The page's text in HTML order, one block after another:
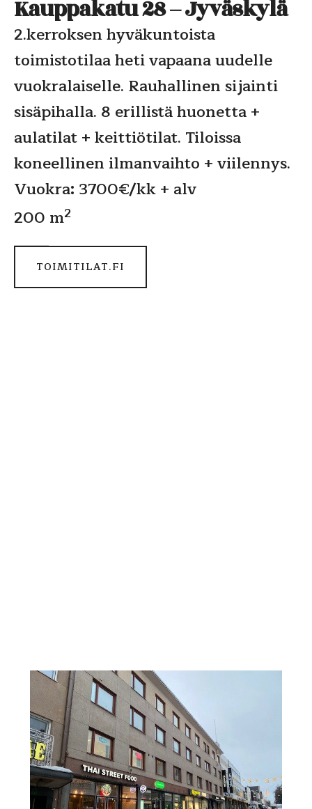
Kauppakatu 28 – Jyväskylä
2.kerroksen hyväkuntoista
toimistotilaa heti vapaana uudelle
vuokralaiselle. Rauhallinen sijainti
sisäpihalla. 8 erillistä huonetta +
aulatilat + keittiötilat. Tiloissa
koneellinen ilmanvaihto + viilennys.
Vuokra: 3700€/kk + alv
200 m2
TOIMITILAT.FI